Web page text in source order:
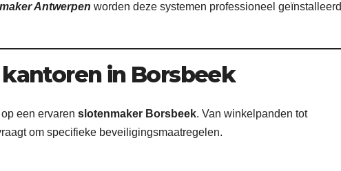
Antwerpen worden deze systemen professioneel geïnstalleerd
in Borsbeek
een ervaren slotenmaker Borsbeek. Van winkelpanden tot
om specifieke beveiligingsmaatregelen.